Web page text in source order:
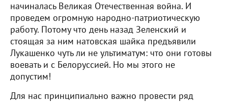
начиналась Великая Отечественная война. И
проведем огромную народно-патриотическую
работу. Потому что день назад Зеленский и
стоящая за ним натовская шайка предъявили
Лукашенко чуть ли не ультиматум: что они готовы
воевать и с Белоруссией. Но мы этого не
допустим!
Для нас принципиально важно провести ряд